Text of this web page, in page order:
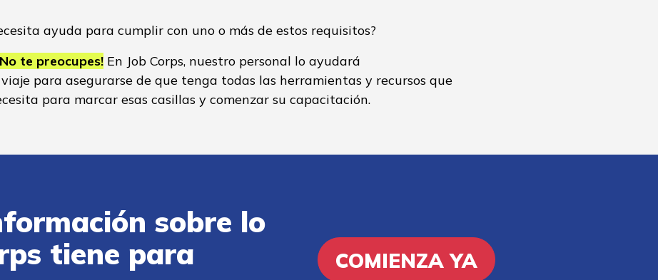
ayuda para cumplir con uno o más de estos requisitos?
te preocupes! En Job Corps, nuestro personal lo ayudará
para asegurarse de que tenga todas las herramientas y recursos que
para marcar esas casillas y comenzar su capacitación.
sobre lo
tiene para
COMIENZA YA